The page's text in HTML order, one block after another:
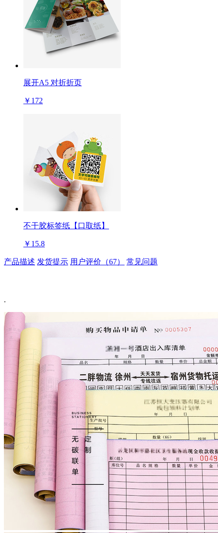
展开A5 对折折页
￥172
不干胶标签纸【口取纸】
￥15.8
产品描述 发货提示 用户评价（67） 常见问题
.